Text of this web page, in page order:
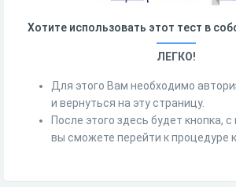
Хотите использовать этот тест в
ЛЕГКО!
Для этого Вам необходимо
и вернуться на эту страницу.
После этого здесь будет кнопка,
вы сможете перейти к процедуре